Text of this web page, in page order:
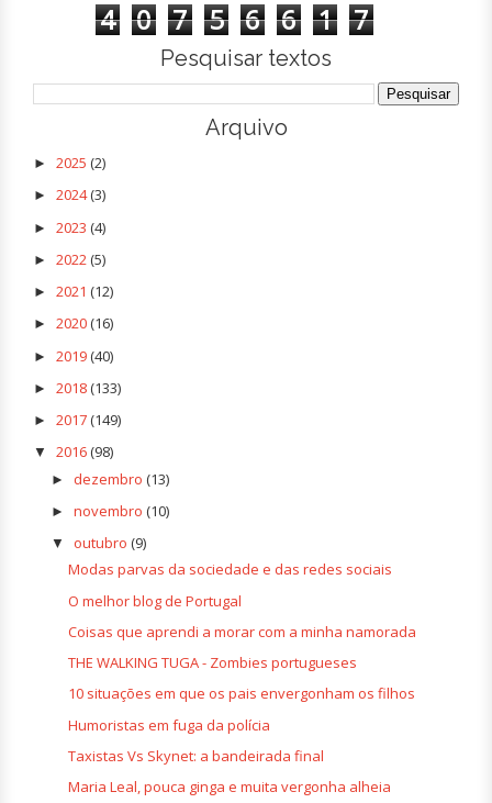
4 0 7 5 6 6 1 7
Pesquisar textos
Arquivo
► 2025 (2)
► 2024(3)
► 2023 (4)
► 2022(5)
► 2021 (12)
► 2020(16)
► 2019(40)
► 2018(133)
► 2017(149)
▼ 2016(98)
► dezembro (13)
► novembro (10)
▼ outubro (9)
Modas parvas da sociedade e das redes sociais
O melhor blog de Portugal
Coisas que aprendi a morar com a minha namorada
THE WALKING TUGA - Zombies portugueses
10 situações em que os pais envergonham os filhos
Humoristas em fuga da polícia
Taxistas Vs Skynet: a bandeirada final
Maria Leal, pouca ginga e muita vergonha alheia